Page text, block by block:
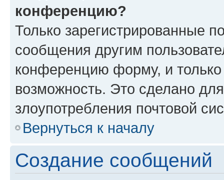
конференцию?
Только зарегистрированные
сообщения другим
конференцию форму, и
возможность. Это сделано
злоупотребления почтовой
Вернуться к началу
Создание сообщений